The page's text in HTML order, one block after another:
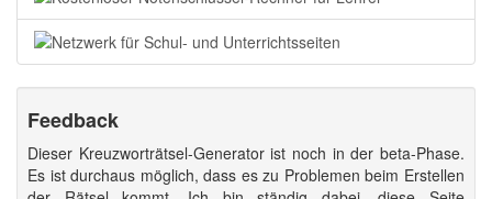
Feedback
Dieser Kreuzworträtsel-Generator ist noch in der beta-Phase.
Es ist durchaus möglich, dass es zu Problemen beim Erstellen